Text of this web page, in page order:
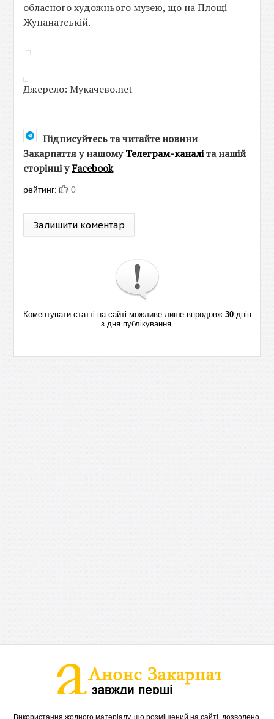
обласного художнього музею, що на Площі
Жупанатській.
Джерело: Мукачево.net
Підписуйтесь та читайте новини
Закарпаття у нашомуТелеграм-каналіта нашій
сторінці уFacebook
рейтинг: 0
Залишити коментар
Коментувати статті на сайті можливе лише впродовж 30днів
з дня публікування.
Використання жодного матеріалу, що розміщений на сайті, дозволено